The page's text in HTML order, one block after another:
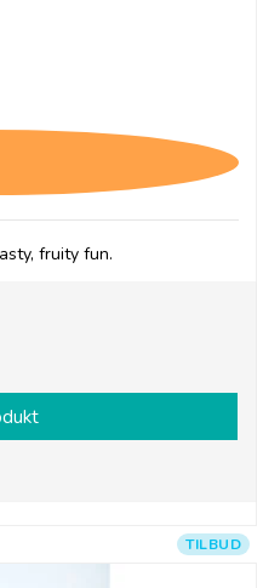
fruity fun.
TILBUD